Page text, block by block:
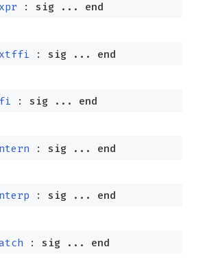
: sig... end
: sig... end
: sig... end
: sig... end
: sig... end
: sig... end